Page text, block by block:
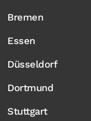
Bremen
Essen
Düsseldorf
Dortmund
Stuttgart